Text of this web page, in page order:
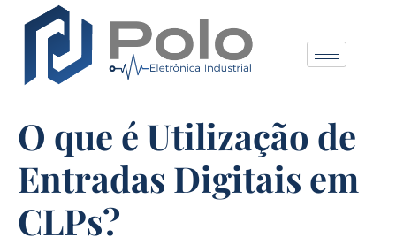
O que é Utilização de
Entradas Digitais em
CLPs?